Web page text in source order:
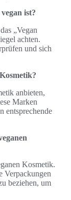
ist?
„Vegan
achten.
und sich
anbieten,
Marken
entsprechende
Kosmetik.
Verpackungen
beziehen, um